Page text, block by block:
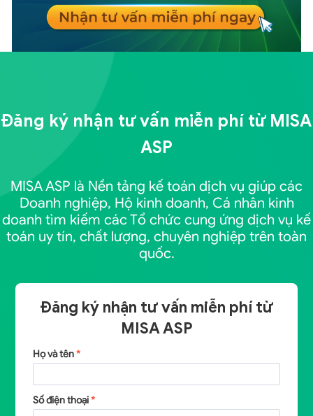
Đăng ký nhận tư vấn miễn phí từ MISA
ASP
MISA ASP là Nền tảng kế toán dịch vụ giúp các
Doanh nghiệp, Hộ kinh doanh, Cá nhân kinh
doanh tìm kiếm các Tổ chức cung ứng dịch vụ kế
toán uy tín, chất lượng, chuyên nghiệp trên toàn
quốc.
Đăng ký nhận tư vấn miễn phí từ
MISA ASP
Họ và tên*
Số điện thoại*